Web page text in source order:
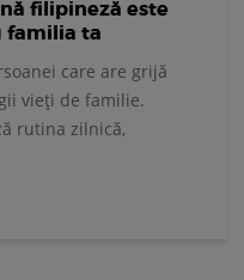
filipineză este
familia ta
care are grijă
vieți de familie.
rutina zilnică,